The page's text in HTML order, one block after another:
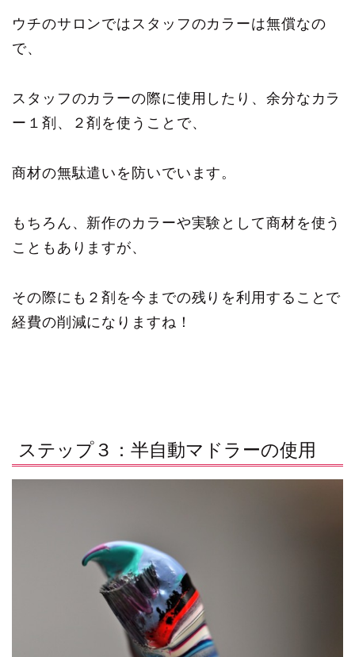
ウチのサロンではスタッフのカラーは無償なの
で、
スタッフのカラーの際に使用したり、余分なカラ
ー１剤、２剤を使うことで、
商材の無駄遣いを防いでいます。
もちろん、新作のカラーや実験として商材を使う
こともありますが、
その際にも２剤を今までの残りを利用することで
経費の削減になりますね！
ステップ３：半自動マドラーの使用